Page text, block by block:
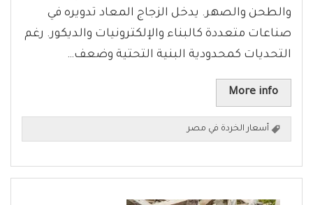
والطحن والصهر. يدخل الزجاج المعاد تدويره في
صناعات متعددة كالبناء والإلكترونيات والديكور. رغم
التحديات كمحدودية البنية التحتية وضعف…
More info
أسعار الخردة في مصر